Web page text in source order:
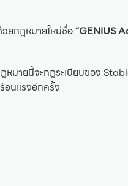
ยกฎหมายใหม่ชื่อ “GENIUS
หมายนี้จะกฎระเบียบของ
อนแรงอีกครั้ง